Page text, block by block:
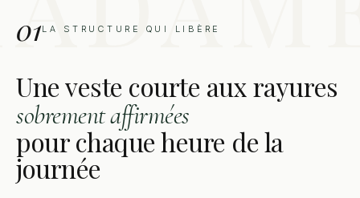
01LA STRUCTURE QUI LIBÈRE
Une veste courte aux rayures
sobrement affirmées
pour chaque heure de la
journée